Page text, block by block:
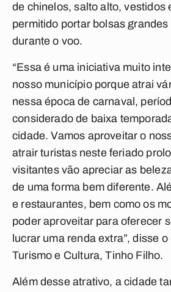
de chinelos, salto alto, vestidos
permitido portar bolsas
durante o voo.
“Essa é uma iniciativa muito
nosso município porque atrai
nessa época de carnaval,
considerado de baixa
cidade. Vamos aproveitar o
atrair turistas neste feriado
visitantes vão apreciar as
de uma forma bem diferente.
e restaurantes, bem como os
poder aproveitar para oferecer
lucrar uma renda extra”, disse
Turismo e Cultura, Tinho Filho.
Além desse atrativo, a cidade